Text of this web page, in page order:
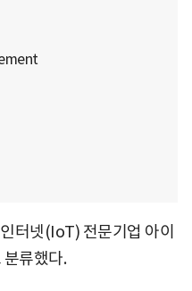
터넷(IoT) 전문기업 아이
류했다.